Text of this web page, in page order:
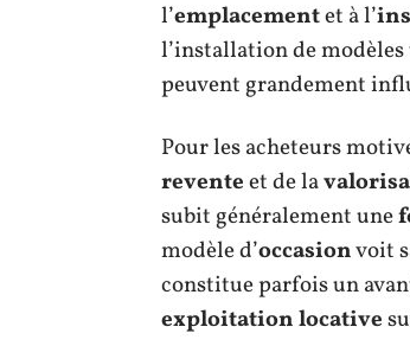
l’emplacementet à l’
l’installation de
peuvent grandement
Pour les acheteurs
reventeet de la
subit généralement une
modèle d’occasionvoit
constitue parfois un
exploitation locative